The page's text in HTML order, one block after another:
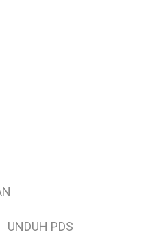
UNDUH PDS